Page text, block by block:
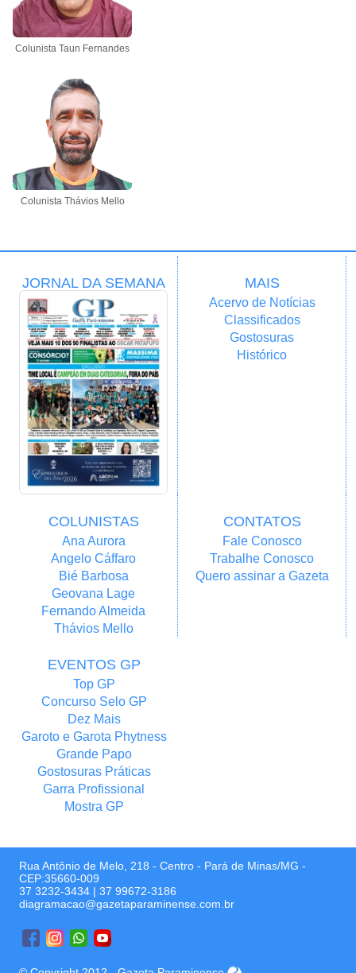
Colunista Taun Fernandes
Colunista Thávios Mello
JORNAL DA SEMANA MAIS
Acervo de Notícias
Classificados
Gostosuras
Histórico
COLUNISTAS
Ana Aurora
Angelo Cáffaro
Bié Barbosa
Geovana Lage
Fernando Almeida
Thávios Mello
CONTATOS
Fale Conosco
Trabalhe Conosco
Quero assinar a Gazeta
EVENTOS GP
Top GP
Concurso Selo GP
Dez Mais
Garoto e Garota Phytness
Grande Papo
Gostosuras Práticas
Garra Profissional
Mostra GP
Rua Antônio de Melo, 218 - Centro - Pará de Minas/MG -
CEP:35660-009
37 3232-3434 | 37 99672-3186
diagramacao@gazetaparaminense.com.br